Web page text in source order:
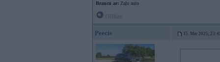
Braucu ar: Zaļu auto
Peecis 15. Mar 2025,